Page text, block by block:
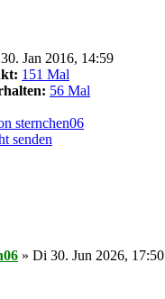
Jan 2016, 14:59
151 Mal
56 Mal
sternchen06
senden
» Di 30. Jun 2026, 17:50